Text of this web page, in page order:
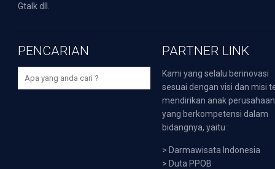
Gtalk dll.
PENCARIAN PARTNER LINK
Kami yang selalu berinovasi
sesuai dengan visi dan misi
mendirikan anak perusahaan
yang berkompetensi dalam
bidangnya, yaitu :
> Darmawisata Indonesia
> Duta PPOB